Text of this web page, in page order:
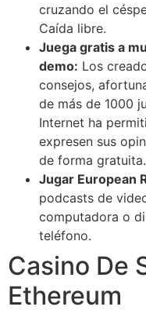
cruzando el
Caída libre.
Juega gratis a
demo: Los
consejos,
de más de 1000
Internet ha
expresen sus
de forma gratuita.
Jugar European
podcasts de
computadora o
teléfono.
Casino De
Ethereum